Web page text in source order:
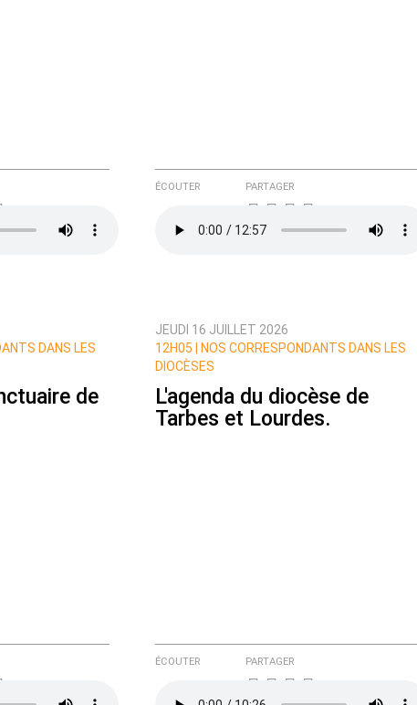
les nouveaux commentaires de cette discussion par email
ÉCOUTER PARTAGER
DANS LES
de
JEUDI 16 JUILLET 2026
12H05 |
NOS CORRESPONDANTS DANS LES
DIOCÈSES
L'agenda du diocèse de
Tarbes et Lourdes.
ÉCOUTER PARTAGER